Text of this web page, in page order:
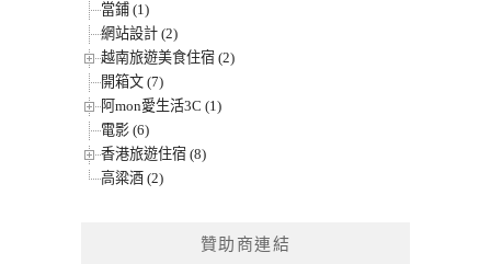
當鋪 (1)
網站設計 (2)
越南旅遊美食住宿 (2)
開箱文 (7)
阿mon愛生活3C (1)
電影 (6)
香港旅遊住宿 (8)
高粱酒 (2)
贊助商連結